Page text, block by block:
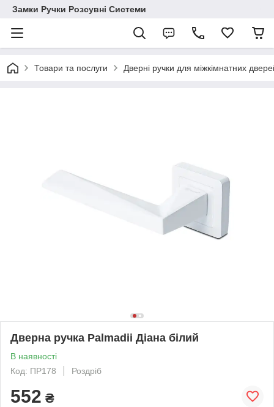
Замки Ручки Розсувні Системи
Товари та послуги Дверні ручки для міжкімнатних
Дверна ручка Palmadii Діана білий
В наявності
Код: ПР178
Роздріб
552 ₴